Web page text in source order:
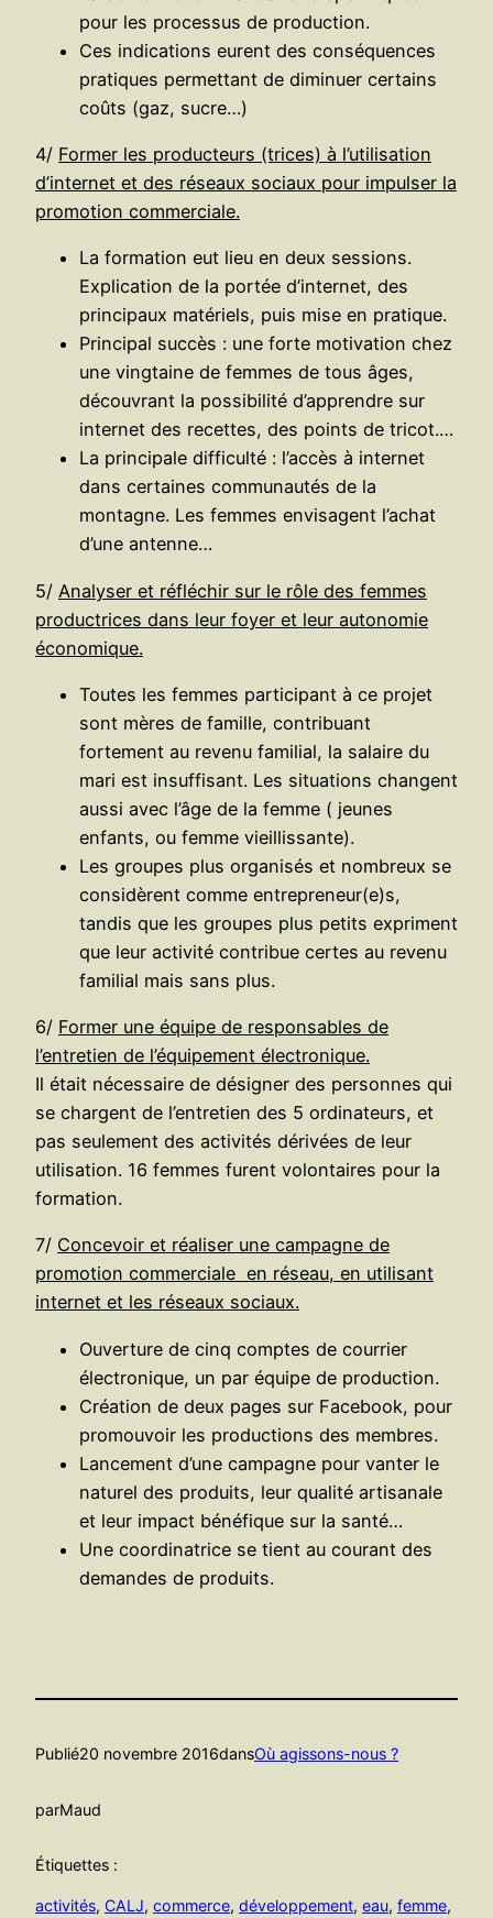
pour les processus de production.
Ces indications eurent des conséquences
pratiques permettant de diminuer certains
coûts (gaz, sucre…)
4/ Former les producteurs (trices) à l’utilisation
d’internet et des réseaux sociaux pour impulser la
promotion commerciale.
La formation eut lieu en deux sessions.
Explication de la portée d’internet, des
principaux matériels, puis mise en pratique.
Principal succès : une forte motivation chez
une vingtaine de femmes de tous âges,
découvrant la possibilité d’apprendre sur
internet des recettes, des points de tricot.…
La principale difficulté : l’accès à internet
dans certaines communautés de la
montagne. Les femmes envisagent l’achat
d’une antenne…
5/ Analyser et réfléchir sur le rôle des femmes
productrices dans leur foyer et leur autonomie
économique.
Toutes les femmes participant à ce projet
sont mères de famille, contribuant
fortement au revenu familial, la salaire du
mari est insuffisant. Les situations changent
aussi avec l’âge de la femme ( jeunes
enfants, ou femme vieillissante).
Les groupes plus organisés et nombreux se
considèrent comme entrepreneur(e)s,
tandis que les groupes plus petits expriment
que leur activité contribue certes au revenu
familial mais sans plus.
6/ Former une équipe de responsables de
l’entretien de l’équipement électronique.
Il était nécessaire de désigner des personnes qui
se chargent de l’entretien des 5 ordinateurs, et
pas seulement des activités dérivées de leur
utilisation. 16 femmes furent volontaires pour la
formation.
7/ Concevoir et réaliser une campagne de
promotion commerciale en réseau, en utilisant
internet et les réseaux sociaux.
Ouverture de cinq comptes de courrier
électronique, un par équipe de production.
Création de deux pages sur Facebook, pour
promouvoir les productions des membres.
Lancement d’une campagne pour vanter le
naturel des produits, leur qualité artisanale
et leur impact bénéfique sur la santé…
Une coordinatrice se tient au courant des
demandes de produits.
Publié20 novembre 2016dansOù agissons-nous ?
parMaud
Étiquettes :
activités, CALJ, commerce, développement, eau, femme